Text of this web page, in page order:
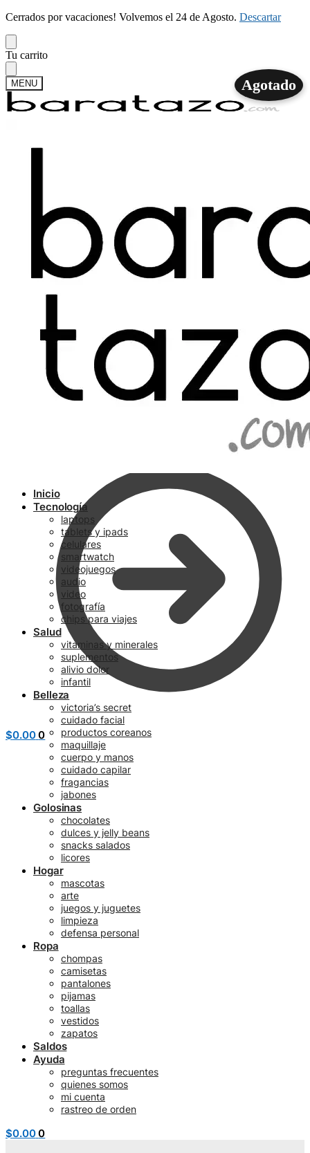
Cerrados por vacaciones! Volvemos el 24 de Agosto. Descartar
Skip
to
navigation
Skip
to
content
Tu carrito
MENU
Mi cuenta
$0.00 0
Inicio
Tecnología
laptops
tablets y ipads
celulares
smartwatch
videojuegos
audio
video
fotografía
chips para viajes
Salud
vitaminas y minerales
suplementos
alivio dolor
infantil
Belleza
victoria’s secret
cuidado facial
productos coreanos
maquillaje
cuerpo y manos
cuidado capilar
fragancias
jabones
Golosinas
chocolates
dulces y jelly beans
snacks salados
licores
Hogar
mascotas
arte
juegos y juguetes
limpieza
defensa personal
Ropa
chompas
camisetas
pantalones
pijamas
toallas
vestidos
zapatos
Saldos
Ayuda
preguntas frecuentes
quienes somos
mi cuenta
rastreo de orden
$0.00 0
Agotado